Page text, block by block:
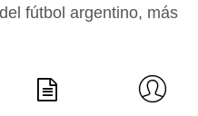
fútbol argentino, más